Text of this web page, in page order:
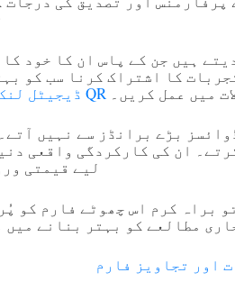
ہیں جن کے پاس ان کا خود
کا اشتراک کرنا سب کو
میں عمل کریں۔
بڑے برانڈز سے نہیں
ان کی کارکردگی واقعی
لیے قیمتی
براہ کرم اس چھوٹے فارم کو
مطالعے کو بہتر بنانے میں
اور تجاویز فارم